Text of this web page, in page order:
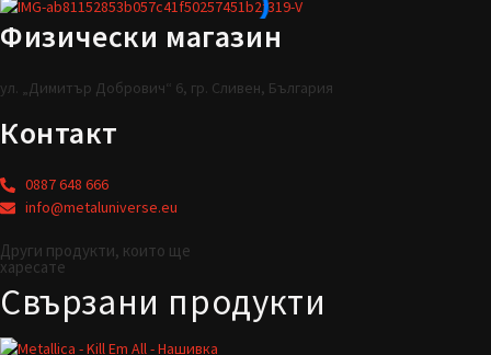
Физически магазин
ул. „Димитър Добрович“ 6, гр. Сливен, България
Контакт
0887 648 666
info@metaluniverse.eu
Други продукти, които ще
харесате
Свързани продукти